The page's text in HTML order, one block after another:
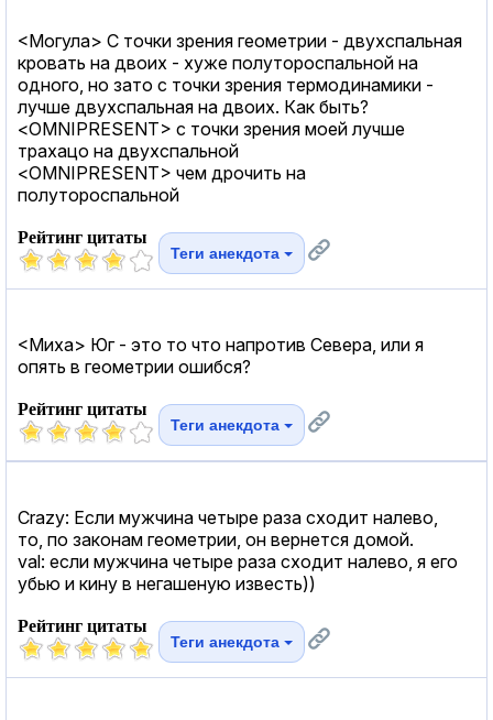
<Могула> С точки зрения геометрии - двухспальная
кровать на двоих - хуже полутороспальной на
одного, но зато с точки зрения термодинамики -
лучше двухспальная на двоих. Как быть?
<OMNIPRESENT> с точки зрения моей лучше
трахацо на двухспальной
<OMNIPRESENT> чем дрочить на
полутороспальной
Рейтинг цитаты
Теги анекдота
<Миха> Юг - это то что напротив Севера, или я
опять в геометрии ошибся?
Рейтинг цитаты
Теги анекдота
Crazy: Если мужчина четыре раза сходит налево,
то, по законам геометрии, он вернется домой.
val: если мужчина четыре раза сходит налево, я его
убью и кину в негашеную известь))
Рейтинг цитаты
Теги анекдота